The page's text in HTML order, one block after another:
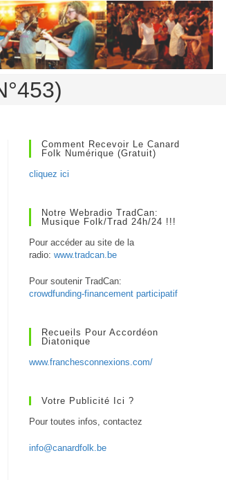
Comment Recevoir Le Canard
Folk Numérique (gratuit)
cliquez ici
Notre Webradio TradCan:
Musique Folk/Trad 24h/24 !!!
Pour accéder au site de la
radio:www.tradcan.be
Pour soutenir TradCan:
crowdfunding-financement participatif
Recueils Pour Accordéon
Diatonique
www.franchesconnexions.com/
Votre Publicité Ici ?
Pour toutes infos, contactez
info@canardfolk.be